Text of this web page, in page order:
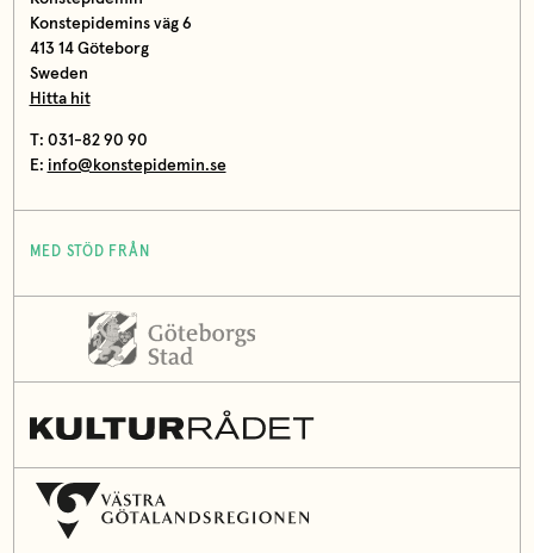
Konstepidemins väg 6
413 14 Göteborg
Sweden
Hitta hit
T: 031-82 90 90
E: info@konstepidemin.se
MED STÖD FRÅN